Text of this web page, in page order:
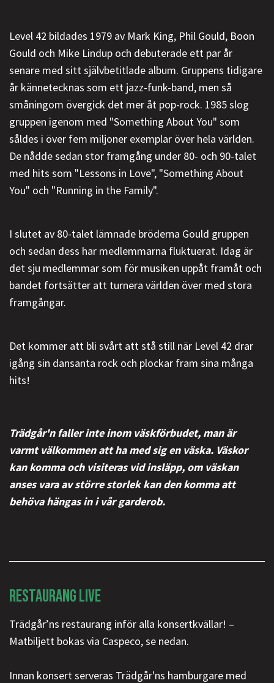
Level 42 bildades 1979 av Mark King, Phil Gould, Boon
Gould och Mike Lindup och debuterade ett par år
senare med sitt självbetitlade album. Gruppens tidigare
år kännetecknas som ett jazz-funk-band, men så
småningom övergick det mer åt pop-rock. 1985 slog
gruppen igenom med "Something About You" som
såldes i över fem miljoner exemplar över hela världen.
De nådde sedan stor framgång under 80- och 90-talet
med hits som "Lessons in Love", "Something About
You" och "Running in the Family".
I slutet av 80-talet lämnade bröderna Gould gruppen
och sedan dess har medlemmarna fluktuerat. Idag är
det sju medlemmar som för musiken uppåt framåt och
bandet fortsätter att turnera världen över med stora
framgångar.
Det kommer att bli svårt att stå still när Level 42 drar
igång sin dansanta rock och plockar fram sina många
hits!
Trädgår'n faller inte inom väskförbudet, man är
varmt välkommen att ha med sig en väska. Väskor
kan komma och visiteras vid insläpp, om väskan
anses vara av större storlek kan den komma att
behöva hängas in i vår garderob.
RESTAURANG LIVE
Trädgår’ns restaurang inför alla konsertkvällar! –
Matbiljett bokas via Caspeco, se nedan.
Innan konsert serveras Trädgår'ns hamburgare med